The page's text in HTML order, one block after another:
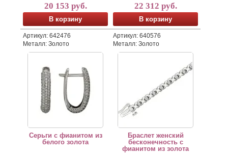
20 153 руб.
В корзину
Артикул: 642476
Металл: Золото
22 312 руб.
В корзину
Артикул: 640576
Металл: Золото
Серьги с фианитом из белого золота
Серьги с фианитом из
белого золота
Браслет женский
Браслет женский
бесконечность с
фианитом из золота